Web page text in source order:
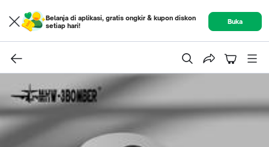
Belanja di aplikasi, gratis ongkir & kupon diskon
setiap hari!
Buka